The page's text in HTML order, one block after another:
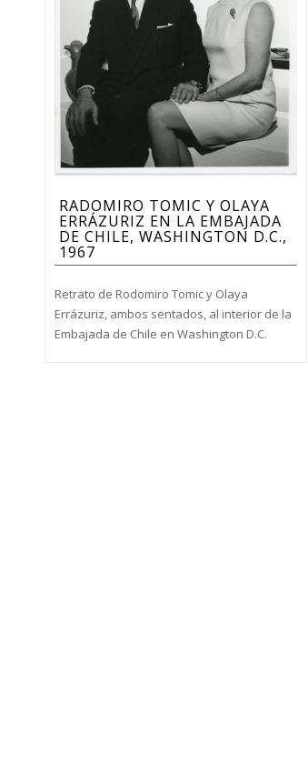
RADOMIRO TOMIC Y OLAYA
ERRÁZURIZ EN LA EMBAJADA
DE CHILE, WASHINGTON D.C.,
1967
Retrato de Rodomiro Tomic y Olaya
Errázuriz, ambos sentados, al interior de la
Embajada de Chile en Washington D.C.